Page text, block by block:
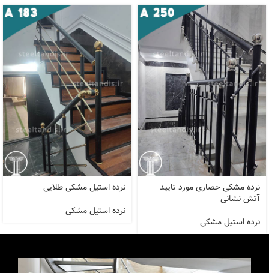
نرده مشکی حصاری مورد تایید
آتش نشانی
نرده استیل مشکی
نرده استیل مشکی طلایی
نرده استیل مشکی